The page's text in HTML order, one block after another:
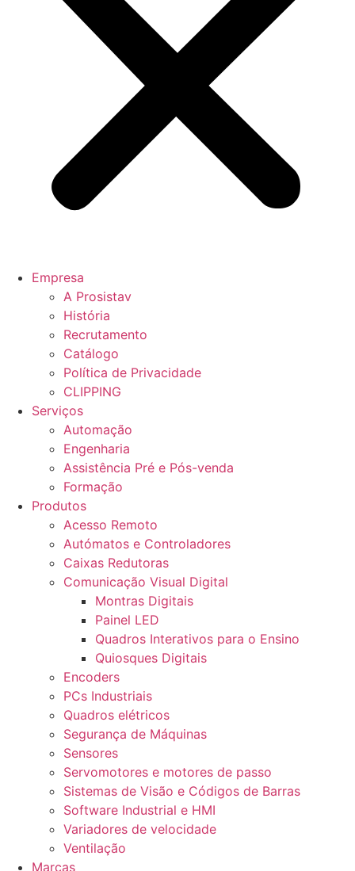
Empresa
A Prosistav
História
Recrutamento
Catálogo
Política de Privacidade
CLIPPING
Serviços
Automação
Engenharia
Assistência Pré e Pós-venda
Formação
Produtos
Acesso Remoto
Autómatos e Controladores
Caixas Redutoras
Comunicação Visual Digital
Montras Digitais
Painel LED
Quadros Interativos para o Ensino
Quiosques Digitais
Encoders
PCs Industriais
Quadros elétricos
Segurança de Máquinas
Sensores
Servomotores e motores de passo
Sistemas de Visão e Códigos de Barras
Software Industrial e HMI
Variadores de velocidade
Ventilação
Marcas